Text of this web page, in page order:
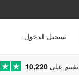
تسجيل الدخول
10,220 تقييم على